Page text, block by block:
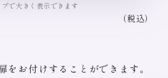
プで大きく表示できます
（税込）
をお付けすることができます。